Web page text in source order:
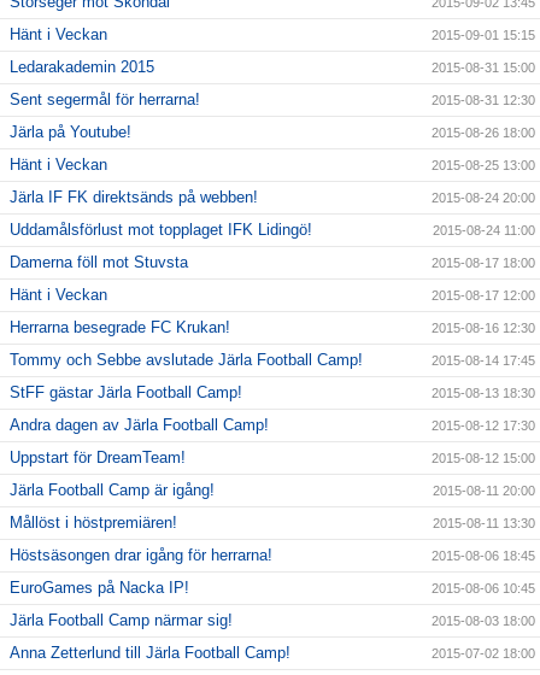
Hänt i Veckan 2015-09-01 15:15
Ledarakademin 2015 2015-08-31 15:00
Sent segermål för herrarna! 2015-08-31 12:30
Järla på Youtube! 2015-08-26 18:00
Hänt i Veckan 2015-08-25 13:00
Järla IF FK direktsänds på webben! 2015-08-24 20:00
Uddamålsförlust mot topplaget IFK Lidingö! 2015-08-24 11:00
Damerna föll mot Stuvsta 2015-08-17 18:00
Hänt i Veckan 2015-08-17 12:00
Herrarna besegrade FC Krukan! 2015-08-16 12:30
Tommy och Sebbe avslutade Järla Football Camp! 2015-08-14 17:45
StFF gästar Järla Football Camp! 2015-08-13 18:30
Andra dagen av Järla Football Camp! 2015-08-12 17:30
Uppstart för DreamTeam! 2015-08-12 15:00
Järla Football Camp är igång! 2015-08-11 20:00
Mållöst i höstpremiären! 2015-08-11 13:30
Höstsäsongen drar igång för herrarna! 2015-08-06 18:45
EuroGames på Nacka IP! 2015-08-06 10:45
Järla Football Camp närmar sig! 2015-08-03 18:00
Anna Zetterlund till Järla Football Camp! 2015-07-02 18:00